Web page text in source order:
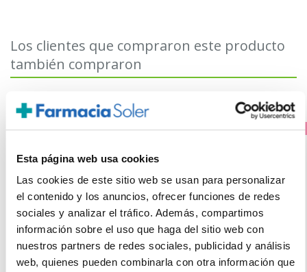
Esta página web usa cookies
Las cookies de este sitio web se usan para personalizar
el contenido y los anuncios, ofrecer funciones de redes
sociales y analizar el tráfico. Además, compartimos
información sobre el uso que haga del sitio web con
nuestros partners de redes sociales, publicidad y análisis
web, quienes pueden combinarla con otra información que
Los clientes que compraron este producto
también compraron
PRECIO ESPECIAL